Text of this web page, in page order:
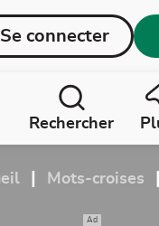
Se connecter
Rechercher
Mots-croises
Ad